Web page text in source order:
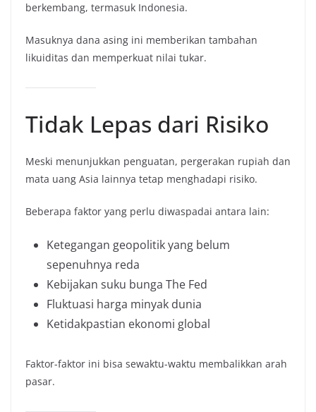
berkembang, termasuk Indonesia.
Masuknya dana asing ini memberikan tambahan
likuiditas dan memperkuat nilai tukar.
Tidak Lepas dari Risiko
Meski menunjukkan penguatan, pergerakan rupiah dan
mata uang Asia lainnya tetap menghadapi risiko.
Beberapa faktor yang perlu diwaspadai antara lain:
Ketegangan geopolitik yang belum
sepenuhnya reda
Kebijakan suku bunga The Fed
Fluktuasi harga minyak dunia
Ketidakpastian ekonomi global
Faktor-faktor ini bisa sewaktu-waktu membalikkan arah
pasar.